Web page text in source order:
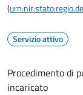
(
Servizio attivo
Procedimento di
incaricato